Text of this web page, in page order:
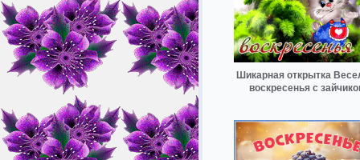
Шикарная открытка
воскресенья с